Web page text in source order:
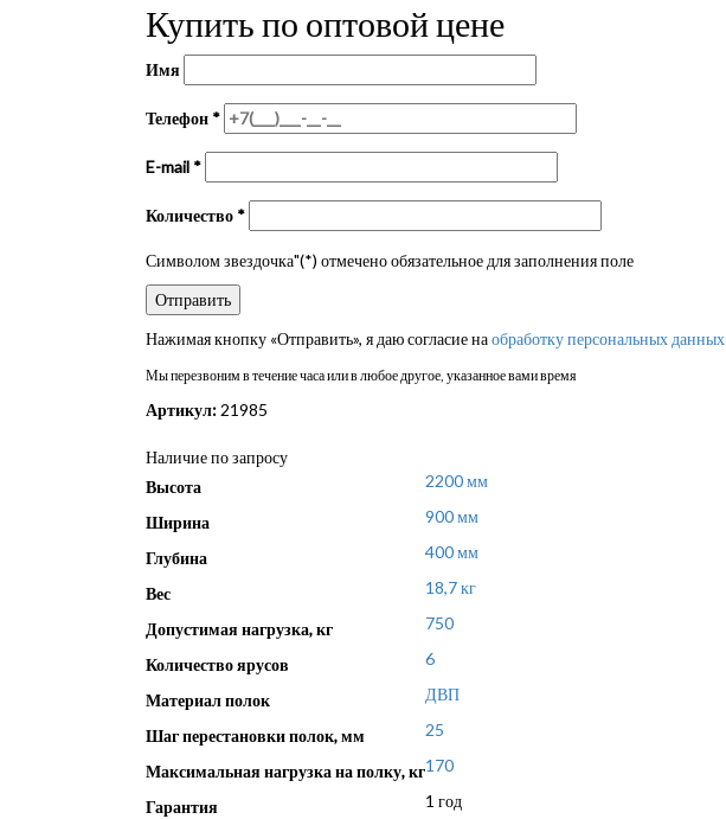
Купить по оптовой цене
Имя
Телефон *
E-mail *
Количество *
Символом звездочка"(*) отмечено обязательное для заполнения поле
Нажимая кнопку «Отправить», я даю согласие наобработку персональных данных
Мы перезвоним в течение часа или в любое другое, указанное вами время
Артикул:21985
Наличие по запросу
Высота
2200 мм
Ширина 900 мм
Глубина 400 мм
Вес 18,7 кг
Допустимая нагрузка, кг 750
Количество ярусов 6
Материал полок ДВП
Шаг перестановки полок, мм 25
Максимальная нагрузка на полку, кг170
Гарантия
1 год